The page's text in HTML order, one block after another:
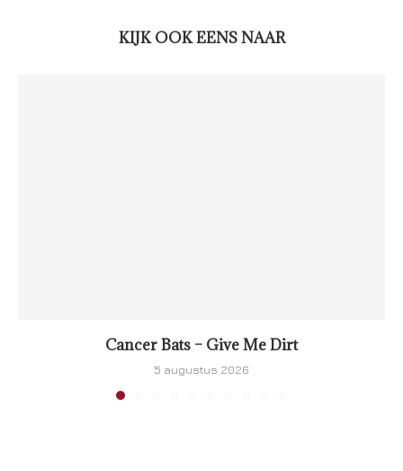
KIJK OOK EENS NAAR
Cancer Bats – Give Me Dirt
5 augustus 2026